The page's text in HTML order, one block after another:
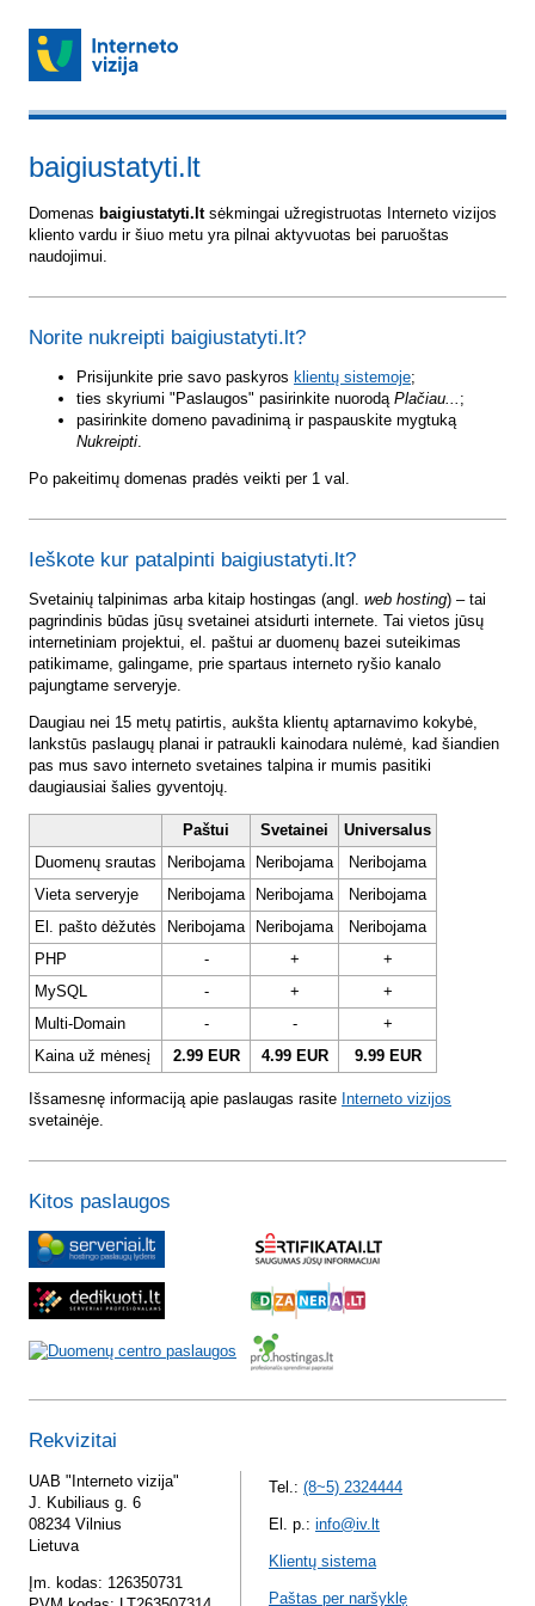
baigiustatyti.lt
Domenas baigiustatyti.ltsėkmingai užregistruotas Interneto vizijos
kliento vardu ir šiuo metu yra pilnai aktyvuotas bei paruoštas
naudojimui.
Norite nukreipti baigiustatyti.lt?
Prisijunkite prie savo paskyros klientų sistemoje;
ties skyriumi "Paslaugos" pasirinkite nuorodą Plačiau... ;
pasirinkite domeno pavadinimą ir paspauskite mygtuką
Nukreipti.
Po pakeitimų domenas pradės veikti per 1 val.
Ieškote kur patalpinti baigiustatyti.lt?
Svetainių talpinimas arba kitaip hostingas (angl. web hosting) – tai
pagrindinis būdas jūsų svetainei atsidurti internete. Tai vietos jūsų
internetiniam projektui, el. paštui ar duomenų bazei suteikimas
patikimame, galingame, prie spartaus interneto ryšio kanalo
pajungtame serveryje.
Daugiau nei 15 metų patirtis, aukšta klientų aptarnavimo kokybė,
lankstūs paslaugų planai ir patraukli kainodara nulėmė, kad šiandien
pas mus savo interneto svetaines talpina ir mumis pasitiki
daugiausiai šalies gyventojų.
Paštui Svetainei
Universalus
Duomenų srautas
Neribojama Neribojama
Neribojama
Vieta serveryje
Neribojama Neribojama
Neribojama
El. pašto dėžutės
Neribojama Neribojama
Neribojama
PHP
- +
+
MySQL
- +
+
Multi-Domain
- -
+
Kaina už mėnesį
2.99 EUR 4.99 EUR 9.99 EUR
Išsamesnę informaciją apie paslaugas rasite Interneto vizijos
svetainėje.
Kitos paslaugos
Rekvizitai
UAB "Interneto vizija"
J. Kubiliaus g. 6
08234 Vilnius
Lietuva
Įm. kodas: 126350731
Tel.: (8~5) 2324444
El. p.: info@iv.lt
Klientų sistema
Paštas per naršyklę